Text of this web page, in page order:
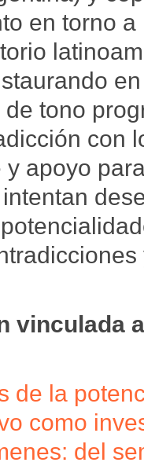
en torno
tono
con
apoyo
vinculada
de la
como
del